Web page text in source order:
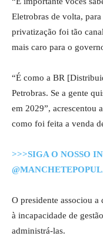
Eletrobras de volta,
privatização foi tão
mais caro para o
“É como a BR
Petrobras. Se a gente
em 2029”, acrescentou
como foi feita a venda
>>>SIGA O NOSSO
O presidente associou
à incapacidade de
administrá-las.